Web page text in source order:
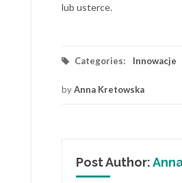
lub usterce.
Categories: Innowacje
byAnna Kretowska
Post Author: